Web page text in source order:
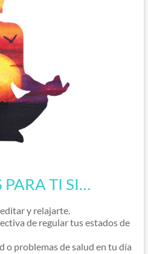
PARA TI SI…
y relajarte.
de regular tus estados de
o problemas de salud en tu día